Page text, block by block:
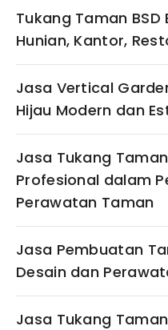
Tukang Taman
Hunian, Kantor,
Jasa Vertical
Hijau Modern dan
Jasa Tukang
Profesional dalam
Perawatan Taman
Jasa Pembuatan
Desain dan
Jasa Tukang